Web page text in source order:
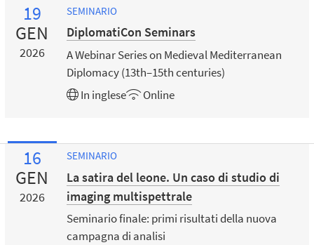
19
GEN
2026
SEMINARIO
DiplomatiCon Seminars
A Webinar Series on Medieval Mediterranean
Diplomacy (13th–15th centuries)
In inglese Online
16
GEN
2026
SEMINARIO
La satira del leone. Un caso di studio di
imaging multispettrale
Seminario finale: primi risultati della nuova
campagna di analisi